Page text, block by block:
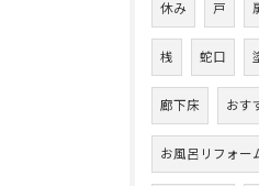
休み 戸
桟 蛇口
廊下床 おす
お風呂リフォー